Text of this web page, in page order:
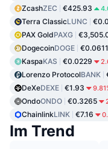
ZcashZEC €425.93
Terra ClassicLUNC
PAX GoldPAXG
DogecoinDOGE €0.0611
KaspaKAS €0.0229
Lorenzo ProtocolBANK
DeXeDEXE €1.93
OndoONDO €0.3265
ChainlinkLINK €7.16
Im Trend